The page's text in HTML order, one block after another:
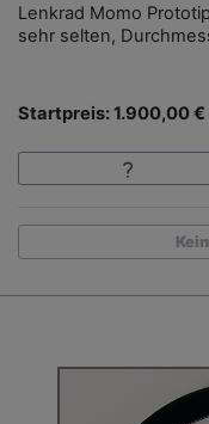
Lenkrad Momo
sehr selten,
Startpreis: 1.900,00 €